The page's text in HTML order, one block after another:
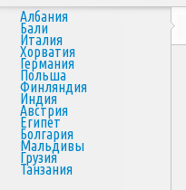
Албания
Бали
Италия
Хорватия
Германия
Польша
Финляндия
Индия
Австрия
Египет
Болгария
Мальдивы
Грузия
Танзания